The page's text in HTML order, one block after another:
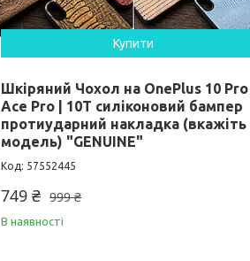
Купити
Шкіряний Чохол на OnePlus 10 Pro |
Ace Pro | 10T силіконовий бампер
протиударний накладка (вкажіть
модель) "GENUINE"
57552445
999 ₴
749 ₴
В наявності